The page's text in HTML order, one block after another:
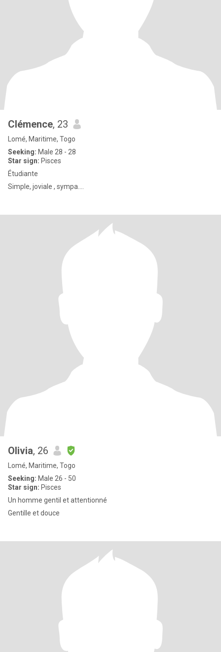
Clémence, 23
Lomé, Maritime, Togo
Seeking: Male 28 - 28
Star sign: Pisces
Étudiante
Simple, joviale , sympa....
Olivia, 26
Lomé, Maritime, Togo
Seeking: Male 26 - 50
Star sign: Pisces
Un homme gentil et attentionné
Gentille et douce